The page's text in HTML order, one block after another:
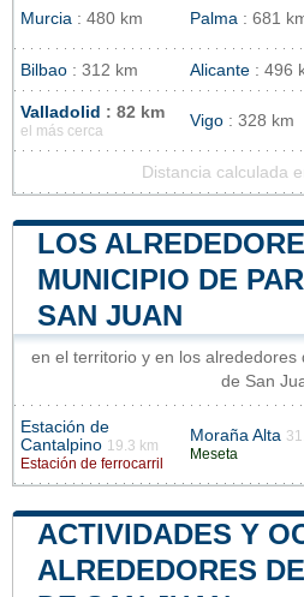
Murcia : 480 km Palma : 681
Bilbao : 312 km Alicante : 496
Valladolid : 82 km
el más cerca
Vigo : 328 km
Distancia calculada
LOS
MUNICIPIO DE
SAN JUAN
en el territorio y en los alrededores
de San
Estación de
Cantalpino 19.3 km
Estación de ferrocarril
Moraña Alta
Meseta
ACTIVIDADES Y
ALREDEDORES